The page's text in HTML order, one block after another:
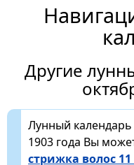
Другие
Лунный календарь
1903 года Вы
стрижка волос 11